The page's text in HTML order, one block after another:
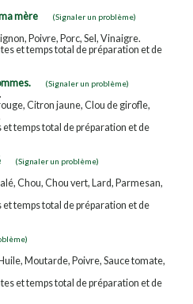
mère (Signaler un problème)
Poivre, Porc, Sel, Vinaigre.
et temps total de préparation et de
(Signaler un problème)
Citron jaune, Clou de girofle,
temps total de préparation et de
(Signaler un problème)
Chou, Chou vert, Lard, Parmesan,
temps total de préparation et de
Moutarde, Poivre, Sauce tomate,
et temps total de préparation et de